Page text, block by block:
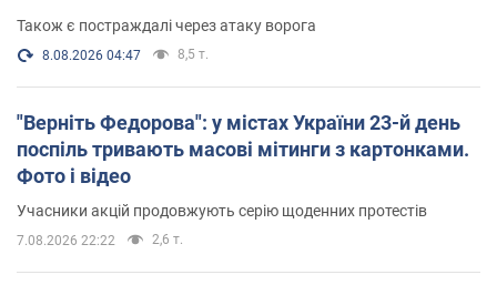
Також є постраждалі через атаку ворога
8.08.2026 04:47 8,5 т.
"Верніть Федорова": у містах України 23-й день
поспіль тривають масові мітинги з картонками.
Фото і відео
Учасники акцій продовжують серію щоденних протестів
7.08.2026 22:22 2,6 т.